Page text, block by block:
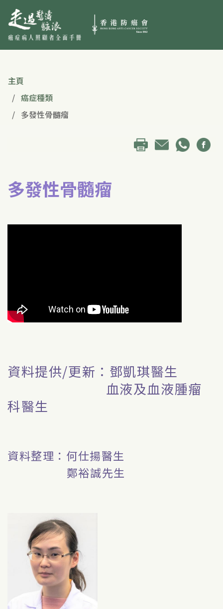
主頁
癌症種類
多發性骨髓瘤
多發性骨髓瘤
資料提供/更新：鄧凱琪醫生
血液及血液腫瘤
科醫生
資料整理：何仕揚醫生
鄭裕誠先生